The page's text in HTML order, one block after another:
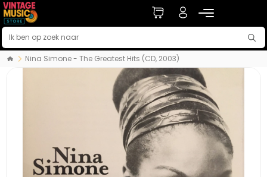
Nina Simone - The Greatest Hits (CD, 2003)